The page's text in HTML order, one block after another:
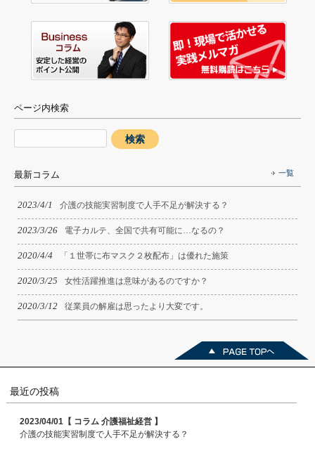
ページ内検索
最新コラム 一覧
2023/4/1 介護の技能実習制度で人手不足が解決する？
2023/3/26 電子カルテ、全国で共有可能に…なるの？
2020/4/4 「１世帯に布マスク２枚配布」は優れた施策
2020/3/25 女性活躍推進は意味があるのですか？
2020/3/12 従業員の解雇は思ったより大変です。
最近の投稿
2023/04/01【 コラム 介護福祉経営 】
介護の技能実習制度で人手不足が解決する？